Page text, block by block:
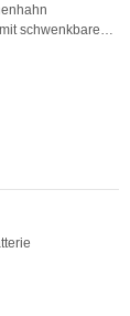
schwenkbarem